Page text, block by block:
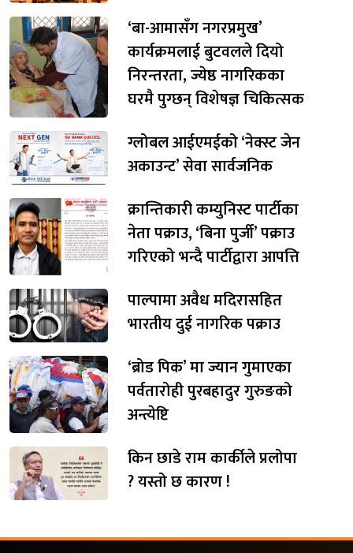
‘बा-आमासँग नगरप्रमुख’
कार्यक्रमलाई बुटवलले दियो
निरन्तरता, ज्येष्ठ नागरिकका
घरमै पुग्छन् विशेषज्ञ चिकित्सक
ग्लोबल आईएमईको ‘नेक्स्ट जेन
अकाउन्ट’ सेवा सार्वजनिक
क्रान्तिकारी कम्युनिस्ट पार्टीका
नेता पक्राउ, ‘बिना पुर्जी’ पक्राउ
गरिएको भन्दै पार्टीद्वारा आपत्ति
पाल्पामा अवैध मदिरासहित
भारतीय दुई नागरिक पक्राउ
‘ब्रोड पिक’ मा ज्यान गुमाएका
पर्वतारोही पुरबहादुर गुरुङको
अन्त्येष्टि
किन छाडे राम कार्कीले प्रलोपा
? यस्तो छ कारण !